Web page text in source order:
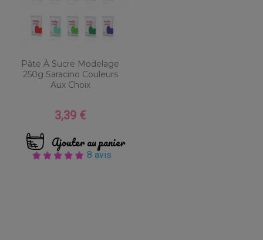
Pâte À Sucre Modelage
250g Saracino Couleurs
Aux Choix
Prix
3,39 €
Ajouter au panier
8 avis